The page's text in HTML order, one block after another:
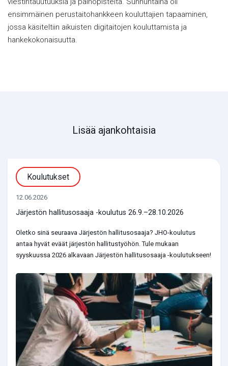
ensimmäinen perustaitohankkeen kouluttajien tapaaminen,
jossa käsiteltiin aikuisten digitaitojen kouluttamista ja
hankekokonaisuutta.
Lisää ajankohtaisia
Koulutukset
12.06.2026
Järjestön hallitusosaaja -koulutus 26.9.–28.10.2026
Oletko sinä seuraava Järjestön hallitusosaaja? JHO-koulutus
antaa hyvät eväät järjestön hallitustyöhön. Tule mukaan
syyskuussa 2026 alkavaan Järjestön hallitusosaaja -koulutukseen!